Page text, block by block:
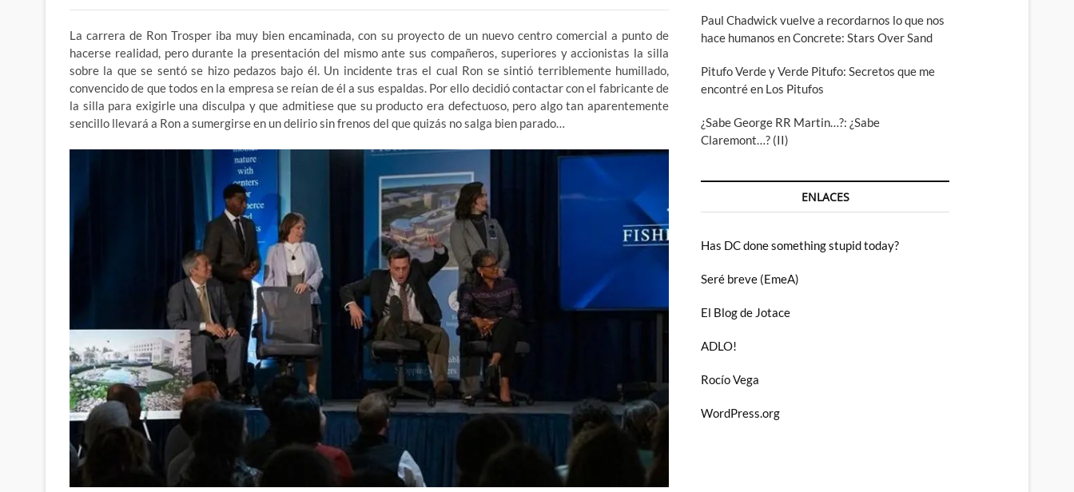
La carrera de Ron Trosper iba muy bien encaminada, con su proyecto de un nuevo centro comercial a punto de
hacerse realidad, pero durante la presentación del mismo ante sus compañeros, superiores y accionistas la silla
sobre la que se sentó se hizo pedazos bajo él. Un incidente tras el cual Ron se sintió terriblemente humillado,
convencido de que todos en la empresa se reían de él a sus espaldas. Por ello decidió contactar con el fabricante de
la silla para exigirle una disculpa y que admitiese que su producto era defectuoso, pero algo tan aparentemente
sencillo llevará a Ron a sumergirse en un delirio sin frenos del que quizás no salga bien parado…
Paul Chadwick vuelve a recordarnos lo que nos
hace humanos en Concrete: Stars Over Sand
Pitufo Verde y Verde Pitufo: Secretos que me
encontré en Los Pitufos
¿Sabe George RR Martin…?: ¿Sabe
Claremont…? (II)
ENLACES
Has DC done something stupid today?
Seré breve (EmeA)
El Blog de Jotace
ADLO!
Rocío Vega
WordPress.org